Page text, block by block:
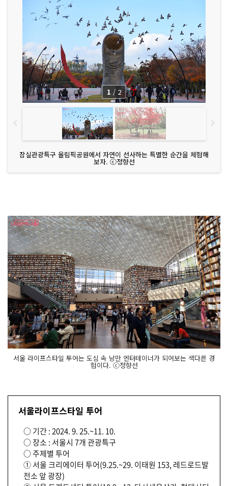
잠실관광특구 올림픽공원에서 자연이 선사하는 특별한 순간을 체험해
보자. ⓒ정향선
1 / 2
서울 라이프스타일 투어는 도심 속 낭만 엔터테이너가 되어보는 색다른 경
험이다. ⓒ정향선
서울라이프스타일 투어
○ 기간 : 2024. 9. 25.~11. 10.
○ 장소 : 서울시 7개 관광특구
○ 주제별 투어
① 서울 크리에이터 투어(9.25.~29. 이태원 153, 레드로드발
전소 앞 광장)